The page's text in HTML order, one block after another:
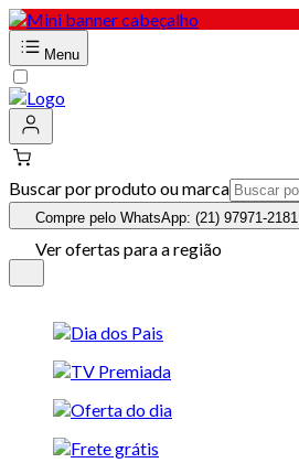
Menu
Buscar por produto ou marca
Compre pelo WhatsApp: (21) 97971-2181
Ver ofertas para a região